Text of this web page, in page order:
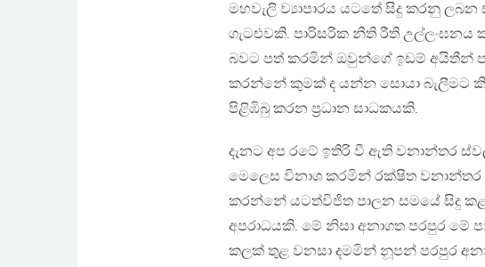
මහවැලි ව්‍යාපාරය යටතේ සිදු කරනු
ගැටළුවකි. පාරිසරික නීති රීති
බවට පත් කරමින් ඔවුන්ගේ ඉඩම් අයිතීන්
කරන්නේ කුමක් ද යන්න සොයා බැලීමට
පිළිඹිබු කරන ප‍්‍රධාන සාධකයකි.
දැනට අප රටේ ඉතිරි වී ඇති වනාන්තර
මෙලෙස විනාශ කරමින් රක්ෂිත වනාන්තර
කරන්නේ යටත්විජිත පාලන සමයේ සිදු කළ
අපරාධයකි. මේ නිසා අනාගත පරපුර
කලක් තුළ වනසා දමමින් නූපන් පරපුර